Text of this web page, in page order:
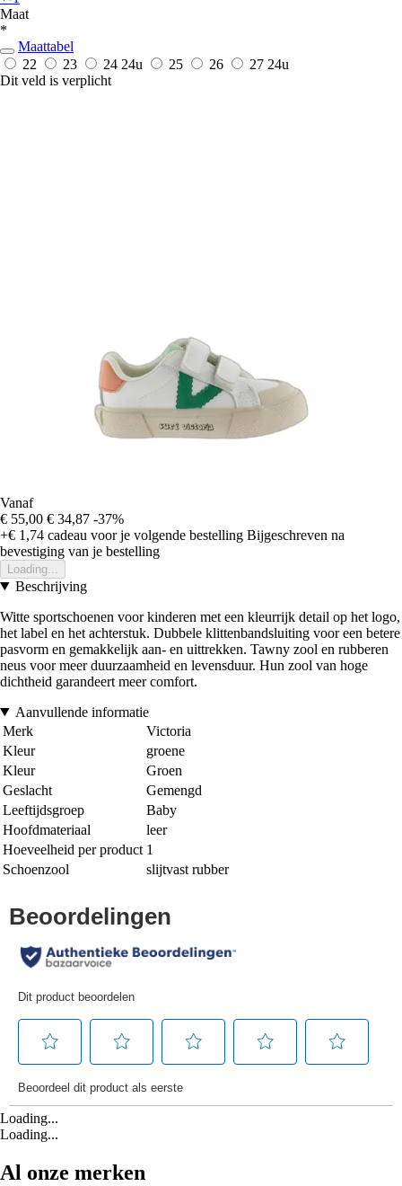
Maat
*
Maattabel
22
23 24 24u 25 26 27 24u
Dit veld is verplicht
Vanaf
€ 55,00 € 34,87 -37%
+€ 1,74 cadeau voor je volgende bestelling Bijgeschreven na
bevestiging van je bestelling
Loading...
Beschrijving
Witte sportschoenen voor kinderen met een kleurrijk detail op het logo,
het label en het achterstuk. Dubbele klittenbandsluiting voor een betere
pasvorm en gemakkelijk aan- en uittrekken. Tawny zool en rubberen
neus voor meer duurzaamheid en levensduur. Hun zool van hoge
dichtheid garandeert meer comfort.
Aanvullende informatie
Merk
Victoria
Kleur
groene
Kleur
Groen
Geslacht
Gemengd
Leeftijdsgroep
Baby
Hoofdmateriaal
leer
Hoeveelheid per product 1
Schoenzool
slijtvast rubber
Loading...
Loading...
Al onze merken